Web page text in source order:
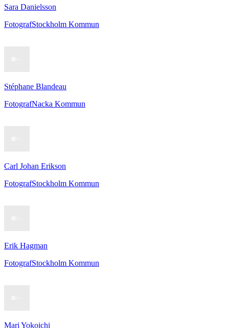
Sara Danielsson
FotografStockholm Kommun
Stéphane Blandeau
FotografNacka Kommun
Carl Johan Erikson
FotografStockholm Kommun
Erik Hagman
FotografStockholm Kommun
Mari Yokoichi